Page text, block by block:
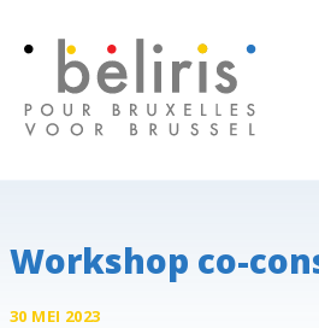
Workshop co-
30 MEI 2023